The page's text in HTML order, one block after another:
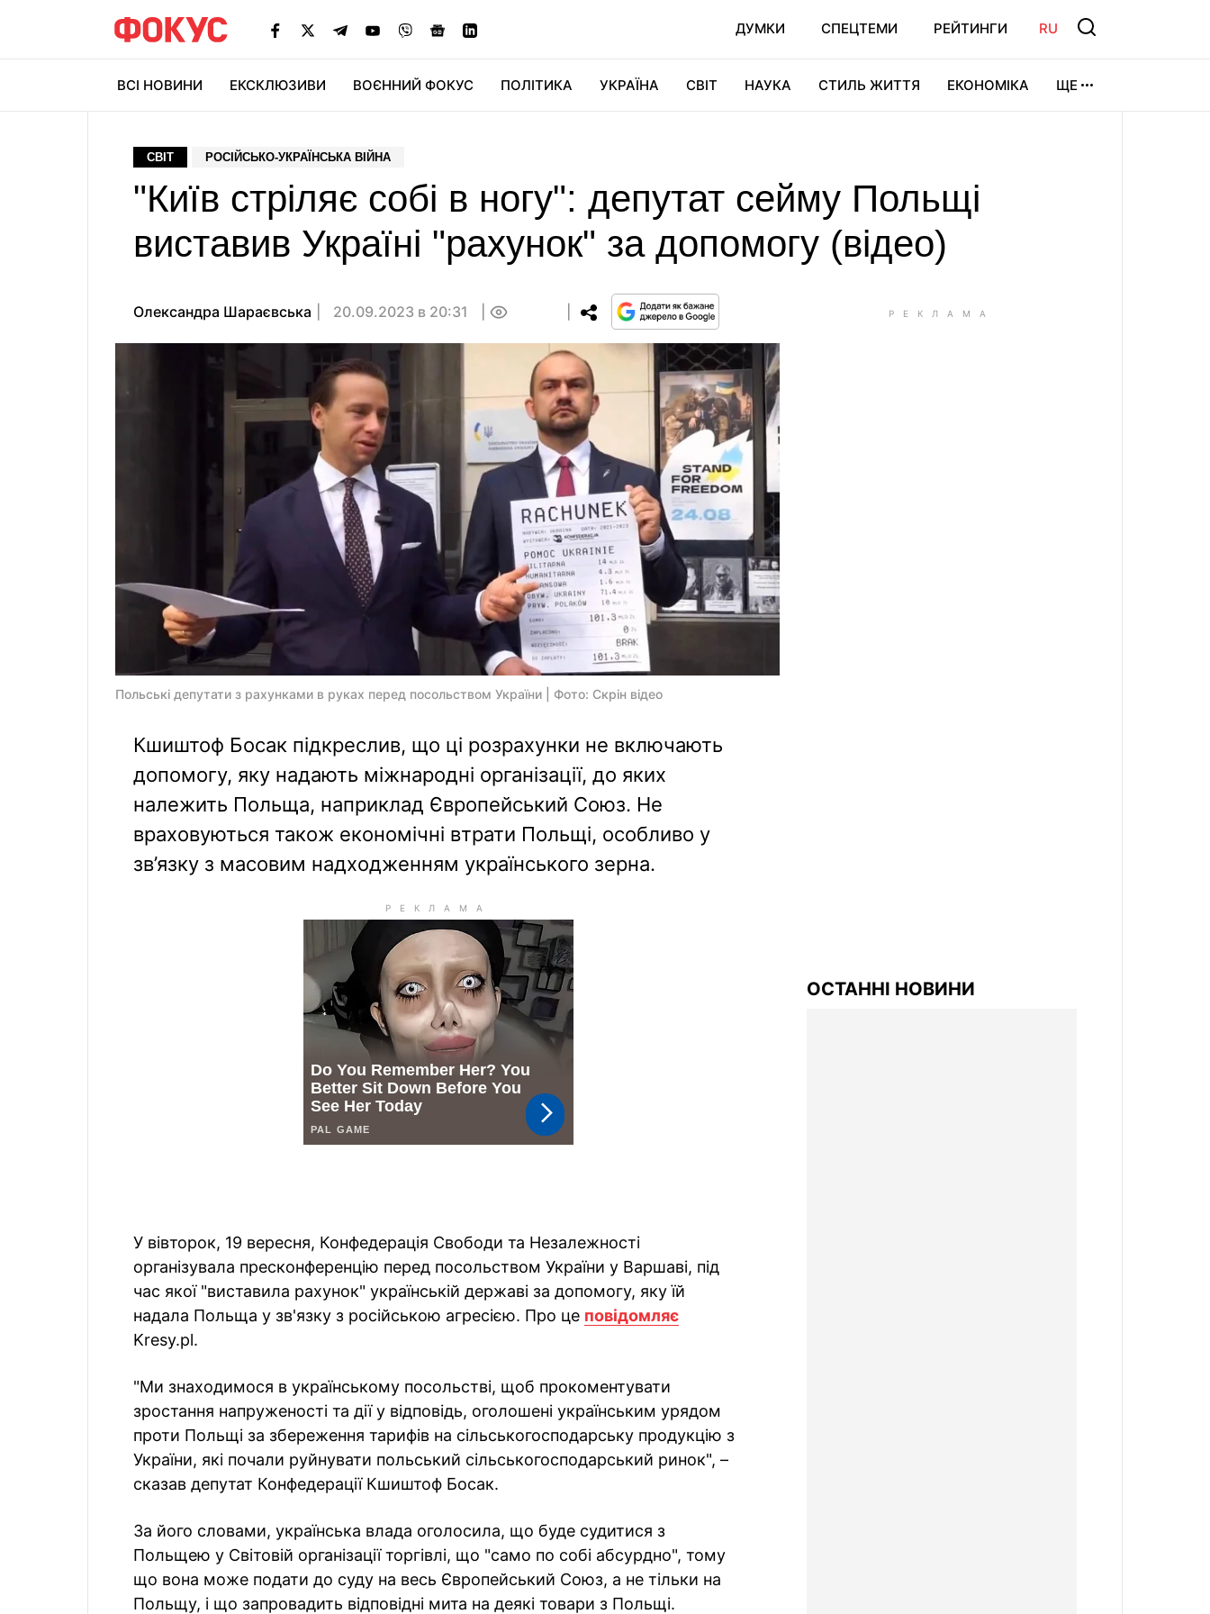
ДУМКИ СПЕЦТЕМИ РЕЙТИНГИ RU
ВСІ НОВИНИ ЕКСКЛЮЗИВИ ВОЄННИЙ ФОКУС ПОЛІТИКА УКРАЇНА СВІТ НАУКА СТИЛЬ ЖИТТЯ ЕКОНОМІКА ЩЕ
СВІТ РОСІЙСЬКО-УКРАЇНСЬКА ВІЙНА
"Київ стріляє собі в ногу": депутат сейму Польщі
виставив Україні "рахунок" за допомогу (відео)
Олександра Шараєвська 20.09.2023 в 20:31
Польські депутати з рахунками в руках перед посольством України | Фото: Скрін відео
Кшиштоф Босак підкреслив, що ці розрахунки не включають
допомогу, яку надають міжнародні організації, до яких
належить Польща, наприклад Європейський Союз. Не
враховуються також економічні втрати Польщі, особливо у
зв’язку з масовим надходженням українського зерна.
У вівторок, 19 вересня, Конфедерація Свободи та Незалежності
організувала пресконференцію перед посольством України у Варшаві, під
час якої "виставила рахунок" українській державі за допомогу, яку їй
надала Польща у зв'язку з російською агресією. Про це повідомляє
Kresy.pl.
"Ми знаходимося в українському посольстві, щоб прокоментувати
зростання напруженості та дії у відповідь, оголошені українським урядом
проти Польщі за збереження тарифів на сільськогосподарську продукцію з
України, які почали руйнувати польський сільськогосподарський ринок", –
сказав депутат Конфедерації Кшиштоф Босак.
За його словами, українська влада оголосила, що буде судитися з
Польщею у Світовій організації торгівлі, що "само по собі абсурдно", тому
що вона може подати до суду на весь Європейський Союз, а не тільки на
Польщу, і що запровадить відповідні мита на деякі товари з Польщі.
ОСТАННІ НОВИНИ